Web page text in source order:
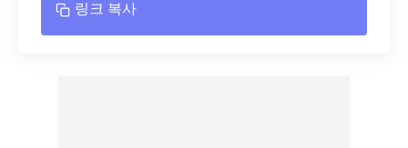
링크 복사